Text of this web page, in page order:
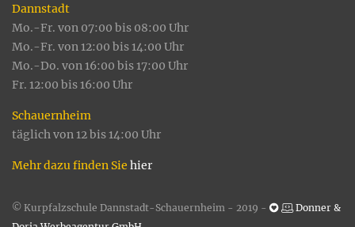
Dannstadt
Mo.-Fr. von 07:00 bis 08:00 Uhr
Mo.-Fr. von 12:00 bis 14:00 Uhr
Mo.-Do. von 16:00 bis 17:00 Uhr
Fr. 12:00 bis 16:00 Uhr
Schauernheim
täglich von 12 bis 14:00 Uhr
Mehr dazu finden Sie hier
© Kurpfalzschule Dannstadt-Schauernheim - 2019 -
Donner &